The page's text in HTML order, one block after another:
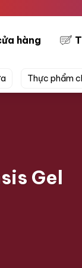
hàng
Thực phẩm
Gel